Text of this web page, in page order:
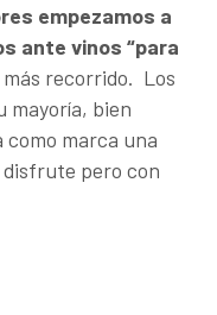
empezamos a
ante vinos “para
recorrido. Los
mayoría, bien
marca una
pero con